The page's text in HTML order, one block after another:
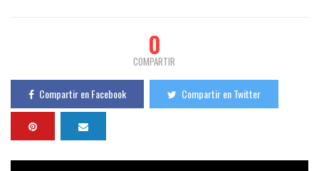
0
COMPARTIR
Compartir en Facebook Compartir en Twitter